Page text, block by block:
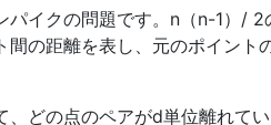
パイクの問題です。n（n-1）/ 2
の距離を表し、元のポイント
、どの点のペアがd単位離れて